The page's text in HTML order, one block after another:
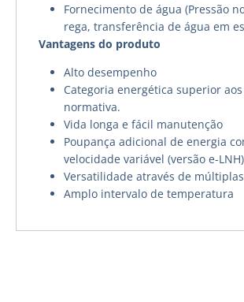
Fornecimento de água (Pressão
rega, transferência de água em
Vantagens do produto
Alto desempenho
Categoria energética superior
normativa.
Vida longa e fácil manutenção
Poupança adicional de energia
velocidade variável (versão e-LNH)
Versatilidade através de
Amplo intervalo de temperatura